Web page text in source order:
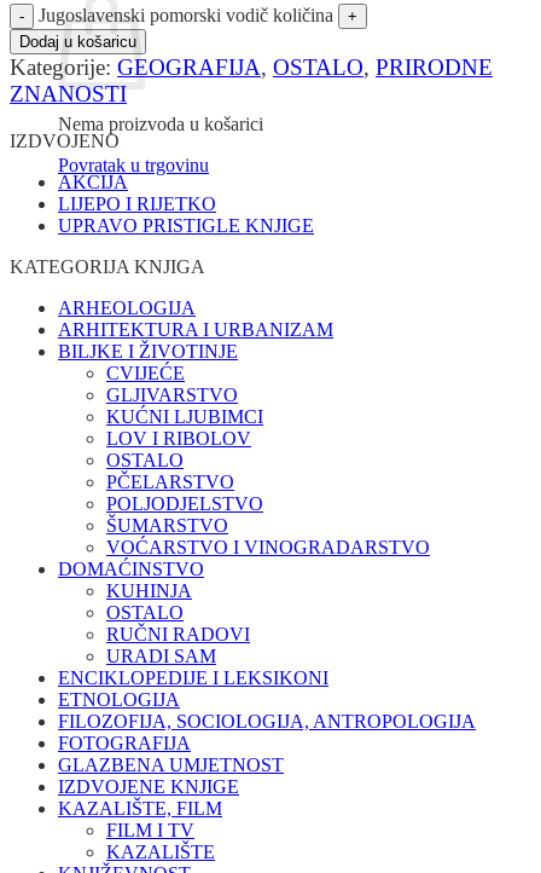
Nema proizvoda u košarici
Povratak u trgovinu
Jugoslavenski pomorski vodič količina
Dodaj u košaricu
Kategorije: GEOGRAFIJA, OSTALO, PRIRODNE
ZNANOSTI
IZDVOJENO
AKCIJA
LIJEPO I RIJETKO
UPRAVO PRISTIGLE KNJIGE
KATEGORIJA KNJIGA
ARHEOLOGIJA
ARHITEKTURA I URBANIZAM
BILJKE I ŽIVOTINJE
CVIJEĆE
GLJIVARSTVO
KUĆNI LJUBIMCI
LOV I RIBOLOV
OSTALO
PČELARSTVO
POLJODJELSTVO
ŠUMARSTVO
VOĆARSTVO I VINOGRADARSTVO
DOMAĆINSTVO
KUHINJA
OSTALO
RUČNI RADOVI
URADI SAM
ENCIKLOPEDIJE I LEKSIKONI
ETNOLOGIJA
FILOZOFIJA, SOCIOLOGIJA, ANTROPOLOGIJA
FOTOGRAFIJA
GLAZBENA UMJETNOST
IZDVOJENE KNJIGE
KAZALIŠTE, FILM
FILM I TV
KAZALIŠTE